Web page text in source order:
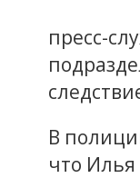
пресс-
В
что